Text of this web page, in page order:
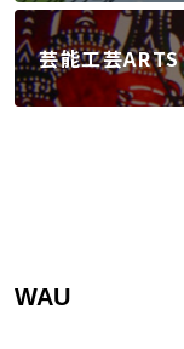
芸能工芸ARTS
WAU